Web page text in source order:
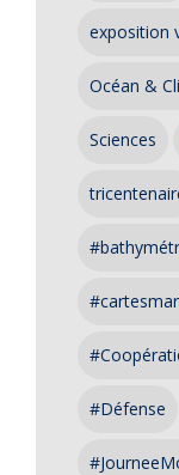
exposition
Océan &
Sciences
#Défense